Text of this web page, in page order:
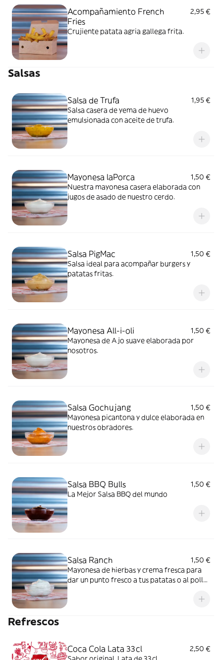
Acompañamiento French
Fries
2,95 €
Crujiente patata agria gallega frita.
Salsas
Salsa de Trufa
1,95 €
Salsa casera de yema de huevo
emulsionada con aceite de trufa.
Mayonesa laPorca
1,50 €
Nuestra mayonesa casera elaborada con
jugos de asado de nuestro cerdo.
Salsa PigMac
1,50 €
Salsa ideal para acompañar burgers y
patatas fritas.
Mayonesa All-i-oli
1,50 €
Mayonesa de Ajo suave elaborada por
nosotros.
Salsa Gochujang
1,50 €
Mayonesa picantona y dulce elaborada en
nuestros obradores.
Salsa BBQ Bulls
1,50 €
La Mejor Salsa BBQ del mundo
Salsa Ranch
1,50 €
Mayonesa de hierbas y crema fresca para
dar un punto fresco a tus patatas o al pollo
Refrescos
Coca Cola Lata 33cl
2,50 €